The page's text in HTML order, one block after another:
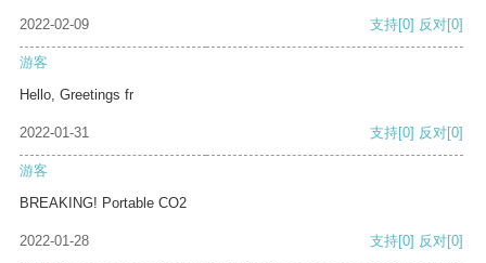
2022-02-09 支持[0] 反对[0]
游客
Hello, Greetings fr
2022-01-31 支持[0] 反对[0]
游客
BREAKING! Portable CO2
2022-01-28 支持[0] 反对[0]